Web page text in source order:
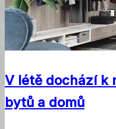
V létě dochází k
bytů a domů